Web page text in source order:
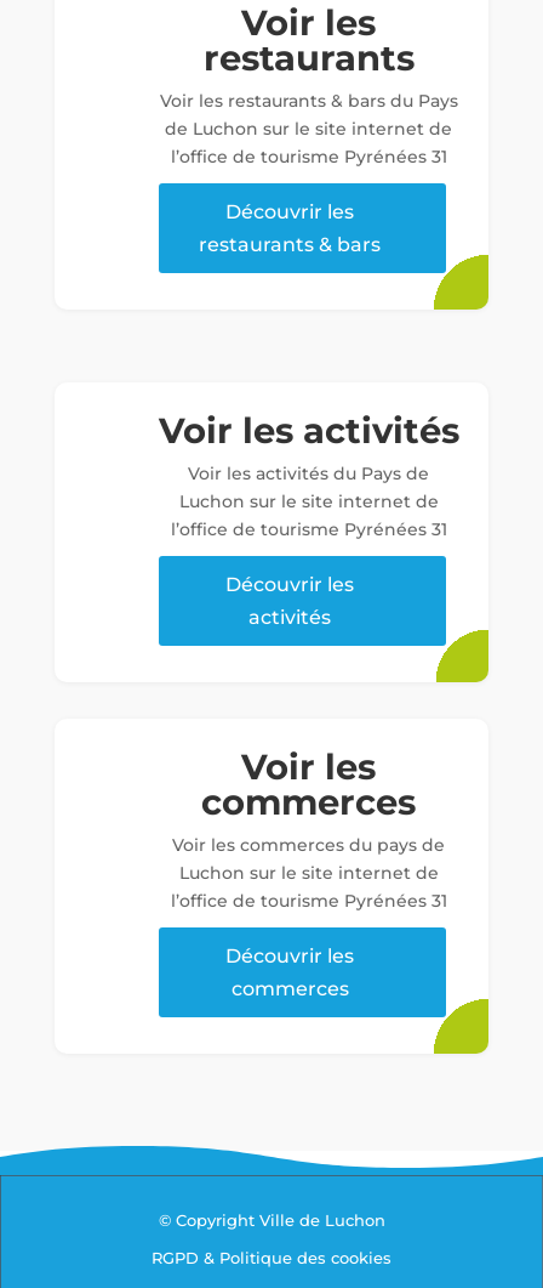
Voir les
restaurants
Voir les restaurants & bars du Pays
de Luchon sur le site internet de
l’office de tourisme Pyrénées 31
Découvrir les
restaurants & bars
Voir les activités
Voir les activités du Pays de
Luchon sur le site internet de
l’office de tourisme Pyrénées 31
Découvrir les
activités
Voir les
commerces
Voir les commerces du pays de
Luchon sur le site internet de
l’office de tourisme Pyrénées 31
Découvrir les
commerces
© Copyright Ville de Luchon
RGPD & Politique des cookies